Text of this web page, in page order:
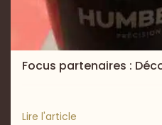
Focus partenaires :
Lire l'article